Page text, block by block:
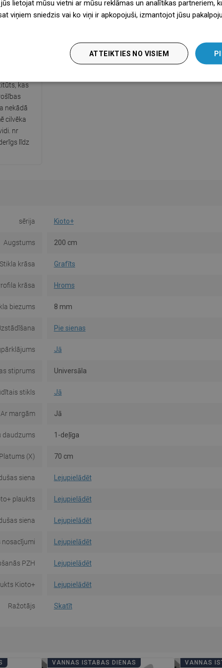
kas
nekādā
cilvēka
nr
līdz
sērija Kioto+
Augstums 200 cm
Stikla krāsa Grafīts
krāsa Hroms
biezums 8 mm
Pie sienas
Jā
stiprums Universāla
stikls Jā
Ar margām Jā
daudzums 1-deļīga
Platums (X) 70 cm
siena Lejupielādēt
plaukts Lejupielādēt
siena Lejupielādēt
nosacījumi Lejupielādēt
PZH Lejupielādēt
Kioto+ Lejupielādēt
Ražotājs Skatīt
VANNAS ISTABAS DIENAS VANNAS
lietojat mūsu vietni ar mūsu reklāmas un analītikas partneriem,
viņiem sniedzis vai ko viņi ir apkopojuši, izmantojot jūsu
ATTEIKTIES NO VISIEM